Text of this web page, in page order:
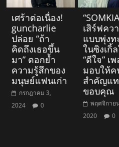
เศร้าต่อเนื่อง!
guncharlie
ปล่อย “ถ้า
คิดถึงเธอขึ้น
มา” ตอกย้ำ
ความรู้สึกของ
มนุษย์แฟนเก่า
กรกฎาคม 3,
2024
0
เสิร์ฟคว
แบบพุ่งท
ในซิงเกิ้
“ดีใจ” เ
มอบให้ค
สำคัญแ
ขอบคุณ
พฤศจิกาย
2020
0